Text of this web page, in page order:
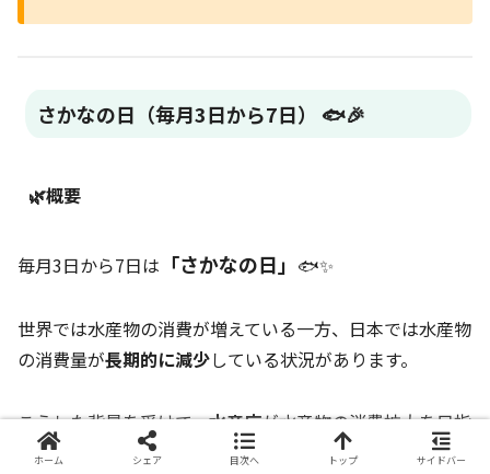
さかなの日（毎月3日から7日） 🐟🎉
🌿概要
毎月3日から7日は 「さかなの日」 🐟✨
世界では水産物の消費が増えている一方、日本では水産物
の消費量が長期的に減少している状況があります。
こうした背景を受けて、水産庁が水産物の消費拡大を目指
す官民の取り組みを進めるため、
ホーム シェア 目次へ トップ サイドバー